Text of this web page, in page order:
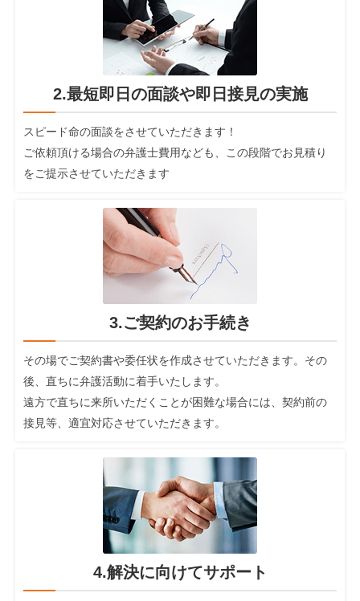
2.最短即日の面談や即日接見の実施
スピード命の面談をさせていただきます！
ご依頼頂ける場合の弁護士費用なども、この段階でお見積り
をご提示させていただきます
3.ご契約のお手続き
その場でご契約書や委任状を作成させていただきます。その
後、直ちに弁護活動に着手いたします。
遠方で直ちに来所いただくことが困難な場合には、契約前の
接見等、適宜対応させていただきます。
4.解決に向けてサポート